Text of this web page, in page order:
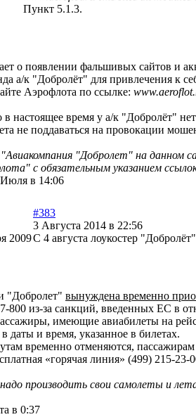
Пункт 5.1.3.
о появлении фальшивых сайтов и
а/к "Добролёт" для привлечения к
Аэрофлота по ссылке:
в настоящее время у а/к "Добролёт"
не поддаваться на провокации
"Добролет" на данном
с обязательным указанием
в 14:06
2009
#383
3 Августа 2014 в 22:56
С 4 августа лоукостер
"Добролет" вынуждена временно
800 из-за санкций, введенных ЕС в
имеющие авиабилеты на
даты и время, указанное в билетах.
временно отменяются,
«горячая линия» (499) 215-23-
производить свои самолеты и
в 0:37